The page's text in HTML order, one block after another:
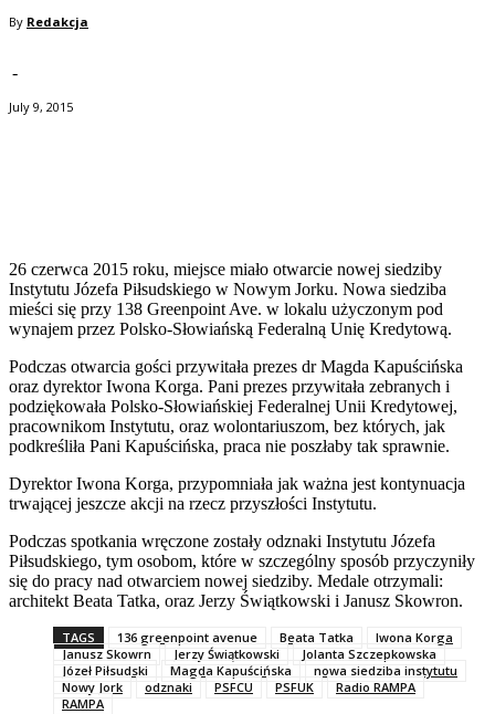
By Redakcja
-
July 9, 2015
26 czerwca 2015 roku, miejsce miało otwarcie nowej siedziby
Instytutu Józefa Piłsudskiego w Nowym Jorku. Nowa siedziba
mieści się przy 138 Greenpoint Ave. w lokalu użyczonym pod
wynajem przez Polsko-Słowiańską Federalną Unię Kredytową.
Podczas otwarcia gości przywitała prezes dr Magda Kapuścińska
oraz dyrektor Iwona Korga. Pani prezes przywitała zebranych i
podziękowała Polsko-Słowiańskiej Federalnej Unii Kredytowej,
pracownikom Instytutu, oraz wolontariuszom, bez których, jak
podkreśliła Pani Kapuścińska, praca nie poszłaby tak sprawnie.
Dyrektor Iwona Korga, przypomniała jak ważna jest kontynuacja
trwającej jeszcze akcji na rzecz przyszłości Instytutu.
Podczas spotkania wręczone zostały odznaki Instytutu Józefa
Piłsudskiego, tym osobom, które w szczególny sposób przyczyniły
się do pracy nad otwarciem nowej siedziby. Medale otrzymali:
architekt Beata Tatka, oraz Jerzy Świątkowski i Janusz Skowron.
TAGS 136 greenpoint avenue Beata Tatka
Iwona Korga
Janusz Skowrn
Jerzy Świątkowski
Jolanta Szczepkowska
Józeł Piłsudski
Magda Kapuścińska
nowa siedziba instytutu
Nowy Jork
odznaki PSFCU PSFUK
Radio RAMPA
RAMPA